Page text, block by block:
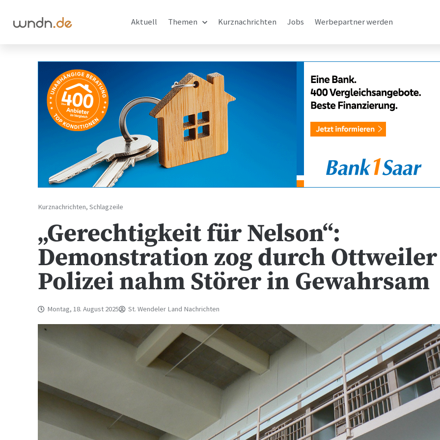
Aktuell Themen Kurznachrichten Jobs Werbepartner werden
Kurznachrichten,Schlagzeile
„Gerechtigkeit für Nelson“:
Demonstration zog durch
Polizei nahm Störer in Gewahrsam
Montag, 18. August 2025 St. Wendeler Land Nachrichten